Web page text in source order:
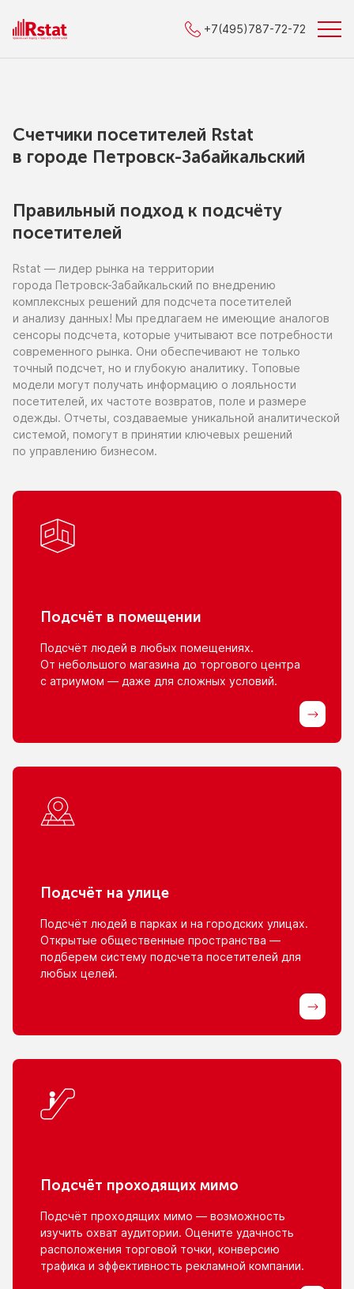
+7(495)787-72-72
Счетчики посетителей Rstat
в городe Петровск-Забайкальский
Правильный подход к подсчёту
посетителей
Rstat — лидер рынка на территории
города Петровск-Забайкальский по внедрению
комплексных решений для подсчета посетителей
и анализу данных! Мы предлагаем не имеющие аналогов
сенсоры подсчета, которые учитывают все потребности
современного рынка. Они обеспечивают не только
точный подсчет, но и глубокую аналитику. Топовые
модели могут получать информацию о лояльности
посетителей, их частоте возвратов, поле и размере
одежды. Отчеты, создаваемые уникальной аналитической
системой, помогут в принятии ключевых решений
по управлению бизнесом.
Подсчёт в помещении
Подсчёт людей в любых помещениях.
От небольшого магазина до торгового центра
с атриумом — даже для сложных условий.
Подсчёт на улице
Подсчёт людей в парках и на городских улицах.
Открытые общественные пространства —
подберем систему подсчета посетителей для
любых целей.
Подсчёт проходящих мимо
Подсчёт проходящих мимо — возможность
изучить охват аудитории. Оцените удачность
расположения торговой точки, конверсию
трафика и эффективность рекламной компании.